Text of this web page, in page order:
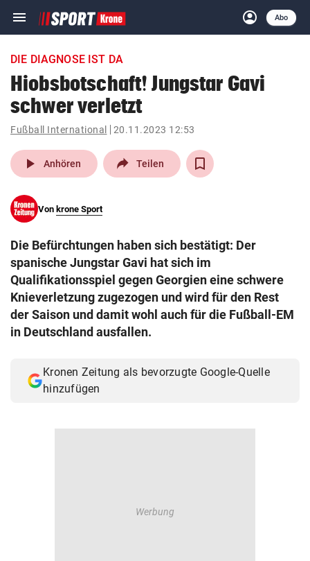
menu Navigation
ein-/ausklappen
account_circle
Anmelden
Abo
close Schließen
account_circle Anmelden
pin_drop
Wien arrow_right
search
eingeben
Muthgasse 2, 1190 Wien
DIE DIAGNOSE IST DA
Hiobsbotschaft! Jungstar Gavi
schwer verletzt
Fußball International 20.11.2023 12:53
play_arrow Anhören Teilen
Von krone Sport
Die Befürchtungen haben sich bestätigt: Der
spanische Jungstar Gavi hat sich im
Qualifikationsspiel gegen Georgien eine schwere
Knieverletzung zugezogen und wird für den Rest
der Saison und damit wohl auch für die Fußball-EM
in Deutschland ausfallen.
Kronen Zeitung als bevorzugte Google-Quelle
hinzufügen